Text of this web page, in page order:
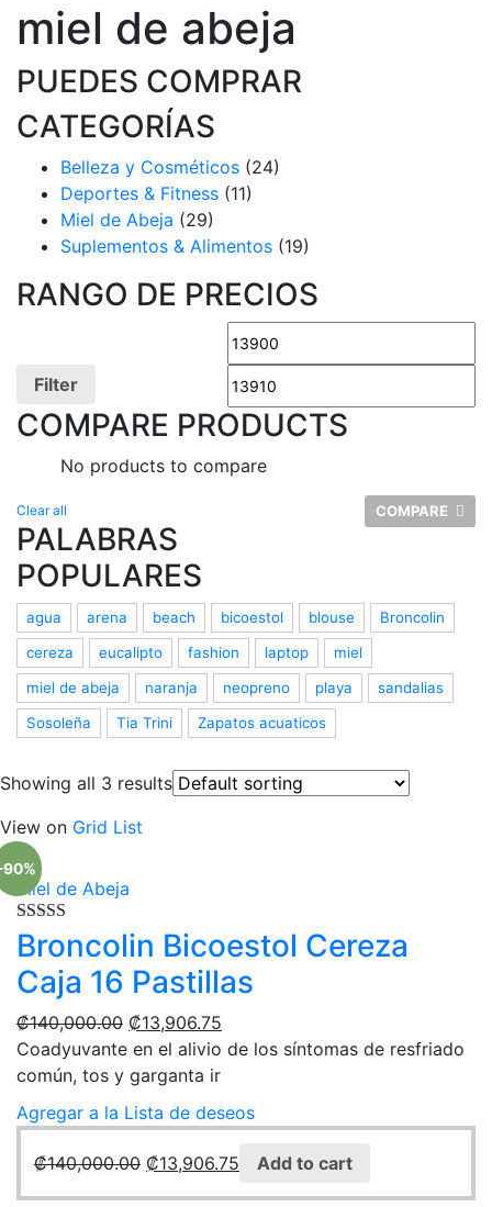
miel de abeja
PUEDES COMPRAR
CATEGORÍAS
Belleza y Cosméticos (24)
Deportes & Fitness (11)
Miel de Abeja (29)
Suplementos & Alimentos (19)
RANGO DE PRECIOS
Filter
COMPARE PRODUCTS
No products to compare
Clear all COMPARE
PALABRAS
POPULARES
agua arena beach bicoestol blouse
Broncolin
cereza
eucalipto fashion laptop
miel
miel de abeja
naranja neopreno playa
sandalias
Sosoleña
Tia Trini Zapatos acuaticos
Showing all 3 results
View on Grid List
Miel de Abeja
Rated 5.00
out of 5
Broncolin Bicoestol Cereza
Caja 16 Pastillas
₡140,000.00 ₡13,906.75
Coadyuvante en el alivio de los síntomas de resfriado
común, tos y garganta ir
Agregar a la Lista de deseos
₡140,000.00 ₡13,906.75 Add to cart